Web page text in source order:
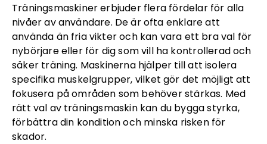
Träningsmaskiner erbjuder flera fördelar för alla
nivåer av användare. De är ofta enklare att
använda än fria vikter och kan vara ett bra val för
nybörjare eller för dig som vill ha kontrollerad och
säker träning. Maskinerna hjälper till att isolera
specifika muskelgrupper, vilket gör det möjligt att
fokusera på områden som behöver stärkas. Med
rätt val av träningsmaskin kan du bygga styrka,
förbättra din kondition och minska risken för
skador.